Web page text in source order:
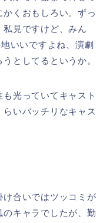
くおもしろい。ずっ
見ですけど、みん
いいですよね、演劇
としてるというか。
光っていてキャスト
いバッチリなキャス
合いではツッコミが
キャラでしたが、勤